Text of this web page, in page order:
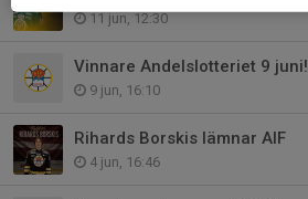
11 jun, 12:30
Vinnare Andelslotteriet 9 juni!
9 jun, 16:10
Rihards Borskis lämnar AIF
4 jun, 16:46